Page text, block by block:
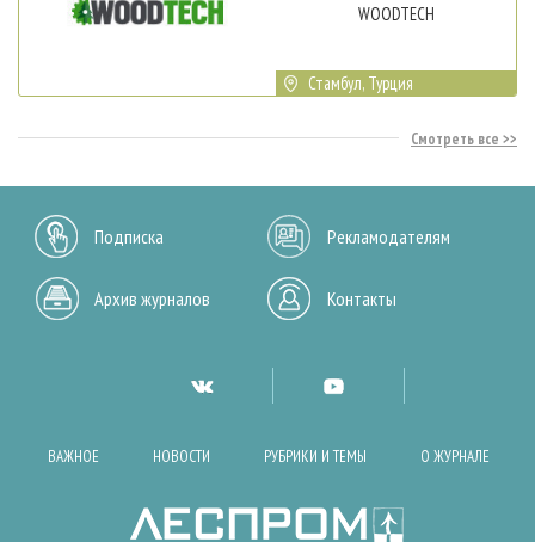
WOODTECH
Стамбул, Турция
Смотреть все
Подписка Рекламодателям
Архив журналов Контакты
ВАЖНОЕ НОВОСТИ РУБРИКИ И ТЕМЫ О ЖУРНАЛЕ